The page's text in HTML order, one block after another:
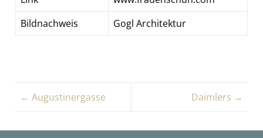
Bildnachweis
Gogl Architektur
← Augustinergasse Daimlers →